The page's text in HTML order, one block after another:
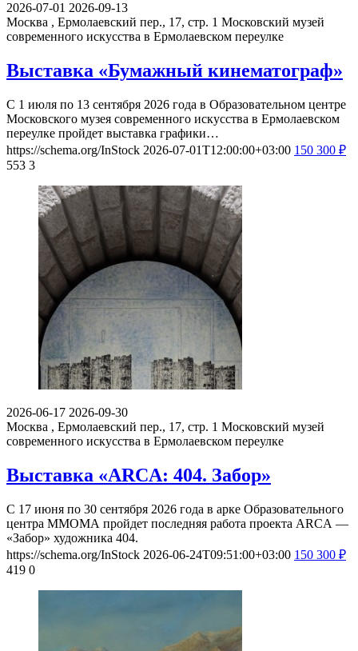
2026-07-01 2026-09-13
Москва , Ермолаевский пер., 17, стр. 1 Московский музей
современного искусства в Ермолаевском переулке
Выставка «Бумажный кинематограф»
С 1 июля по 13 сентября 2026 года в Образовательном центре
Московского музея современного искусства в Ермолаевском
переулке пройдет выставка графики…
https://schema.org/InStock 2026-07-01T12:00:00+03:00 150 300 ₽
553 3
2026-06-17 2026-09-30
Москва , Ермолаевский пер., 17, стр. 1 Московский музей
современного искусства в Ермолаевском переулке
Выставка «ARCA: 404. Забор»
С 17 июня по 30 сентября 2026 года в арке Образовательного
центра ММОМА пройдет последняя работа проекта ARCA —
«Забор» художника 404.
https://schema.org/InStock 2026-06-24T09:51:00+03:00 150 300 ₽
419 0